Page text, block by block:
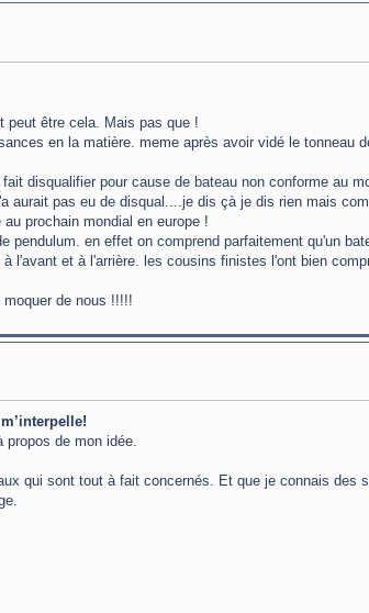
peut être cela. Mais pas que !
en la matière. meme après avoir vidé le tonneau
disqualifier pour cause de bateau non conforme au
aurait pas eu de disqual....je dis çà je dis rien mais
prochain mondial en europe !
en effet on comprend parfaitement qu'un
l'avant et à l'arrière. les cousins finistes l'ont bien
de nous !!!!!
propos de mon idée.
qui sont tout à fait concernés. Et que je connais des